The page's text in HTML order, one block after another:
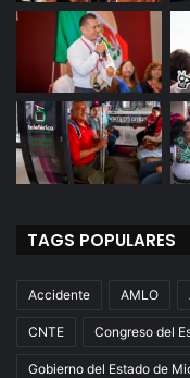
TAGS POPULARES
Accidente AMLO
CNTE Congreso del
Gobierno del Estado de